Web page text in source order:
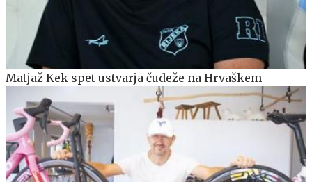
Matjaž Kek spet ustvarja čudeže na Hrvaškem